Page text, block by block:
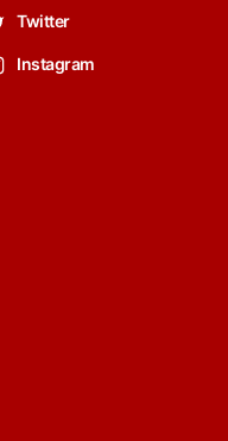
Twitter
Instagram